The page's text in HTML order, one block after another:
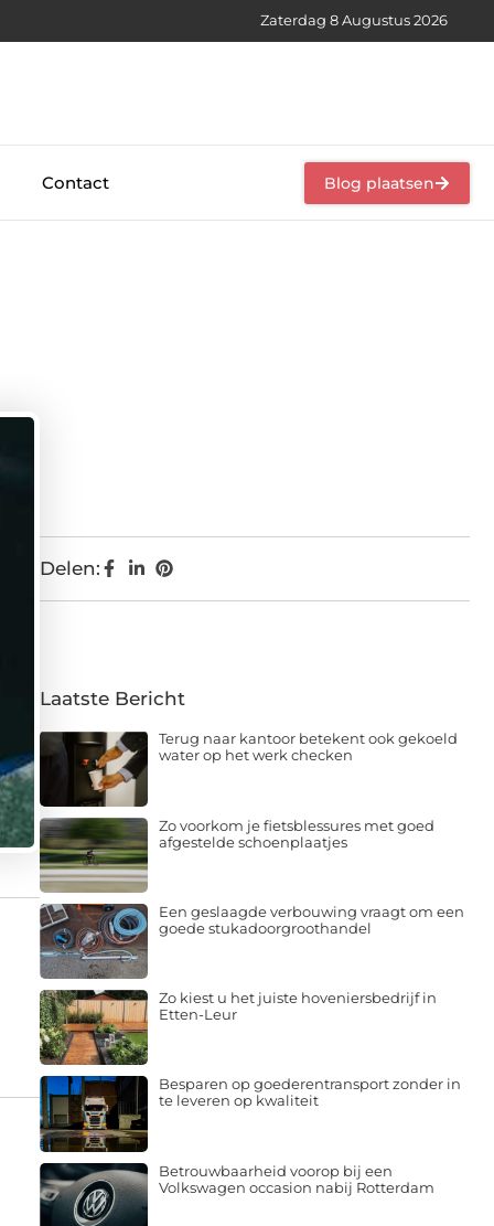
Zaterdag 8 Augustus 2026
Contact Blog plaatsen
Delen:
Laatste Bericht
Terug naar kantoor betekent ook gekoeld
water op het werk checken
Zo voorkom je fietsblessures met goed
afgestelde schoenplaatjes
Een geslaagde verbouwing vraagt om een
goede stukadoorgroothandel
Zo kiest u het juiste hoveniersbedrijf in
Etten-Leur
Besparen op goederentransport zonder in
te leveren op kwaliteit
Betrouwbaarheid voorop bij een
Volkswagen occasion nabij Rotterdam